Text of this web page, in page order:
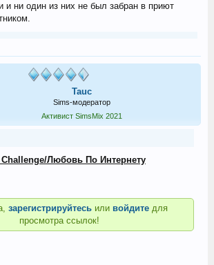
и ни один из них не был забран в приют
Tauc
Sims-модератор
Активист SimsMix 2021
Любовь По Интернету
зарегистрируйтесьили войдите для
просмотра ссылок!